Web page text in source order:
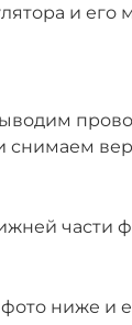
и его
снимаем
части
ниже и